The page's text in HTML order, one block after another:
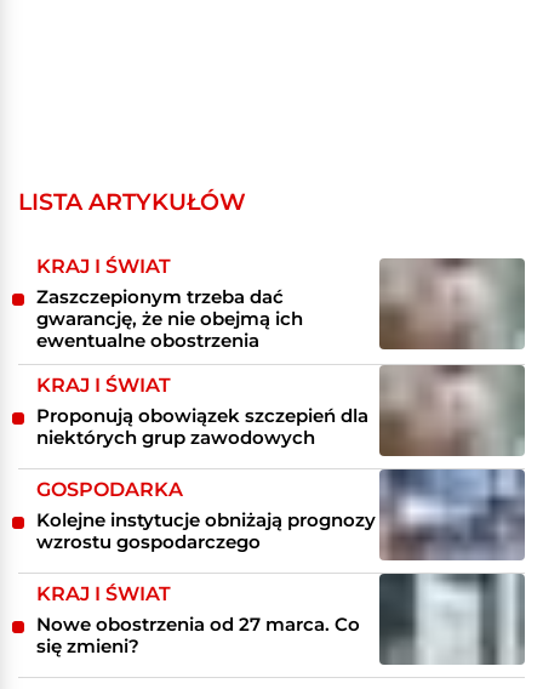
LISTA ARTYKUŁÓW
KRAJ I ŚWIAT
Zaszczepionym trzeba dać
gwarancję, że nie obejmą ich
ewentualne obostrzenia
KRAJ I ŚWIAT
Proponują obowiązek szczepień dla
niektórych grup zawodowych
GOSPODARKA
Kolejne instytucje obniżają prognozy
wzrostu gospodarczego
KRAJ I ŚWIAT
Nowe obostrzenia od 27 marca. Co
się zmieni?